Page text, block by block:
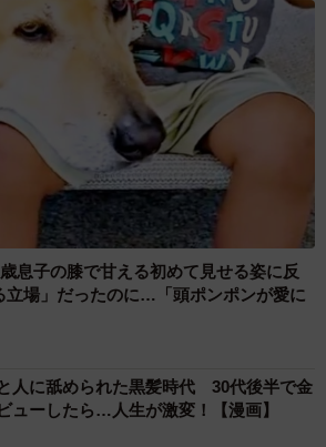
息子の膝で甘える初めて見せる姿に反
場」だったのに…「頭ポンポンが愛に
人に舐められた黒髪時代 30代後半で金
ューしたら…人生が激変！【漫画】